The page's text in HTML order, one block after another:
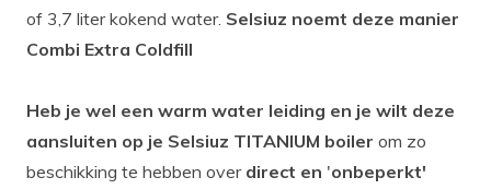
of 3,7 liter kokend water. Selsiuz noemt deze manier
Combi Extra Coldfill
Heb je wel een warm water leiding en je wilt deze
aansluiten op je Selsiuz TITANIUM boiler om zo
beschikking te hebben over direct en 'onbeperkt'